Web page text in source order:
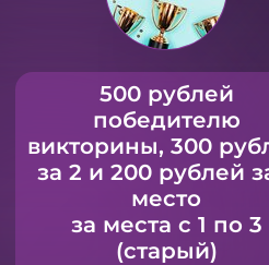
500 рублей
победителю
викторины, 300
за 2 и 200 рублей
место
за места с 1 по 3
(старый)